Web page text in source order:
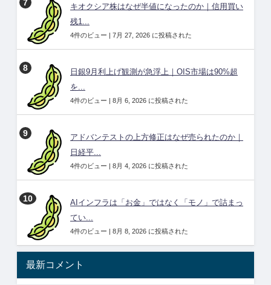
キオクシア株はなぜ半値になったのか｜信用買い
残1...
4件のビュー | 7月 27, 2026 に投稿された
日銀9月利上げ観測が急浮上｜OIS市場は90%超
を...
4件のビュー | 8月 6, 2026 に投稿された
アドバンテストの上方修正はなぜ売られたのか｜
日経平...
4件のビュー | 8月 4, 2026 に投稿された
AIインフラは「お金」ではなく「モノ」で詰まっ
てい...
4件のビュー | 8月 8, 2026 に投稿された
最新コメント